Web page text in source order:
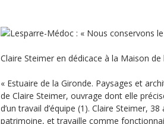
Claire Steimer en dédicace à la Maison
« Estuaire de la Gironde. Paysages et
de Claire Steimer, ouvrage dont elle
d’un travail d’équipe (1). Claire Steimer,
patrimoine, et travaille comme